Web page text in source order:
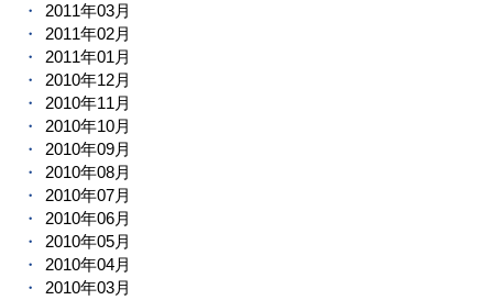
2011年03月
2011年02月
2011年01月
2010年12月
2010年11月
2010年10月
2010年09月
2010年08月
2010年07月
2010年06月
2010年05月
2010年04月
2010年03月